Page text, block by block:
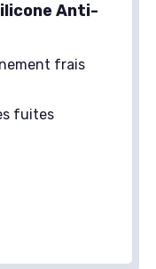
Anti-
frais
fuites